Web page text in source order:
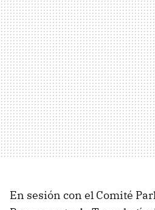
En sesión con el Comité